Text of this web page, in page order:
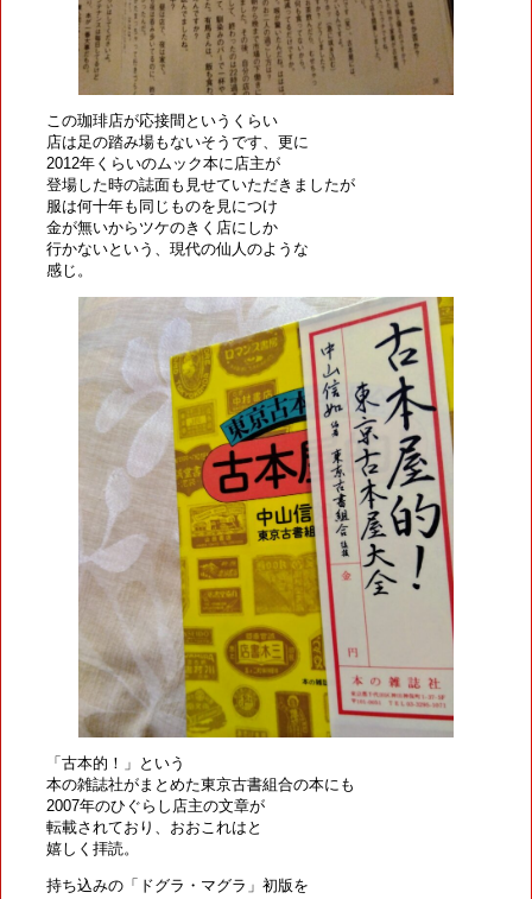
この珈琲店が応接間というくらい
店は足の踏み場もないそうです、更に
2012年くらいのムック本に店主が
登場した時の誌面も見せていただきましたが
服は何十年も同じものを見につけ
金が無いからツケのきく店にしか
行かないという、現代の仙人のような
感じ。
「古本的！」という
本の雑誌社がまとめた東京古書組合の本にも
2007年のひぐらし店主の文章が
転載されており、おおこれはと
嬉しく拝読。
持ち込みの「ドグラ・マグラ」初版を